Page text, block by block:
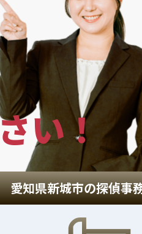
い！
愛知県新城市の探偵事